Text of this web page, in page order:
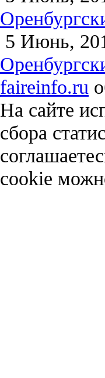
5 Июнь,
faireinfo.ru
На сайте
сбора
cookie